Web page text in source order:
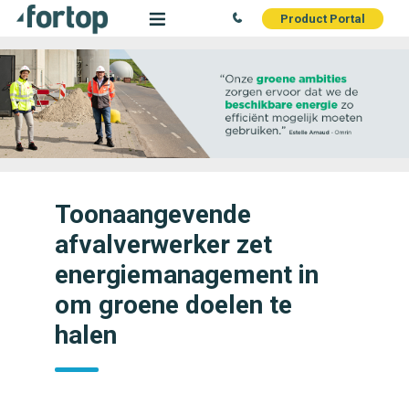
Product Portal
Toonaangevende
afvalverwerker zet
energiemanagement in
om groene doelen te
halen